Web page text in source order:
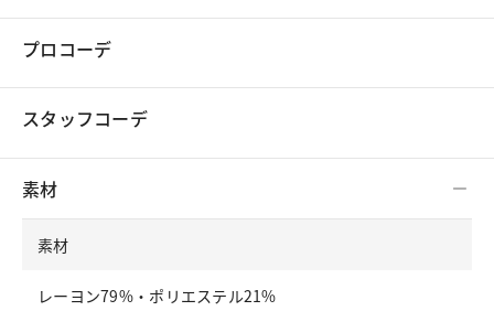
プロコーデ
スタッフコーデ
素材
素材
レーヨン79%・ポリエステル21%